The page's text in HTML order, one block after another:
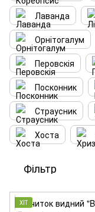
Лаванда
Орнітогалум
Перовскія
Посконник
Страусник
Хоста
Фільтр
ХІТ